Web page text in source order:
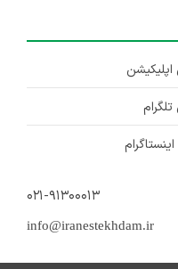
۰۲۱-۹۱۳۰۰۰۱۳
info@iranestekhdam.ir